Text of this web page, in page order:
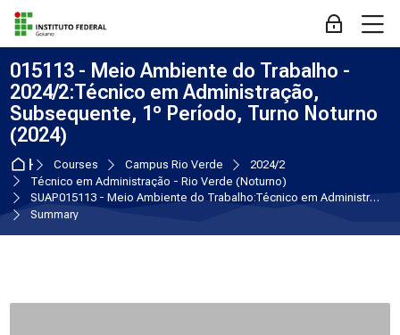
Skip to navigation
Skip to login form
Skip to main content
Skip to accessibility options
Skip to footer
Skip accessibility options
Log in
015113 - Meio Ambiente do Trabalho -
2024/2:Técnico em Administração,
Subsequente, 1º Período, Turno Noturno
(2024)
HomeCourses Campus Rio Verde
2024/2
Técnico em Administração - Rio Verde (Noturno)
SUAP015113 - Meio Ambiente do Trabalho:Técnico em Administração, Subsequente, 1º Período, Turno Noturno (2024)
Summary